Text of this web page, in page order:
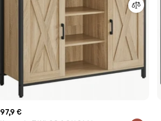
97,9 €